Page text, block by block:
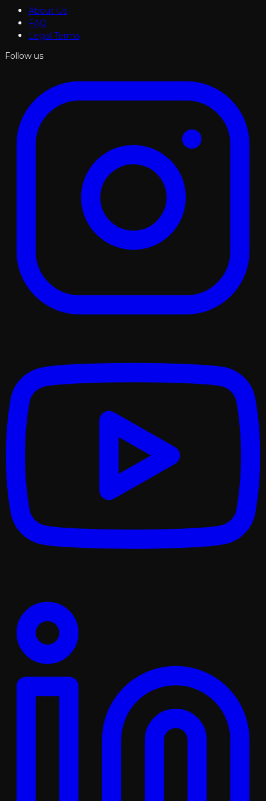
About Us
FAQ
Legal Terms
Follow us